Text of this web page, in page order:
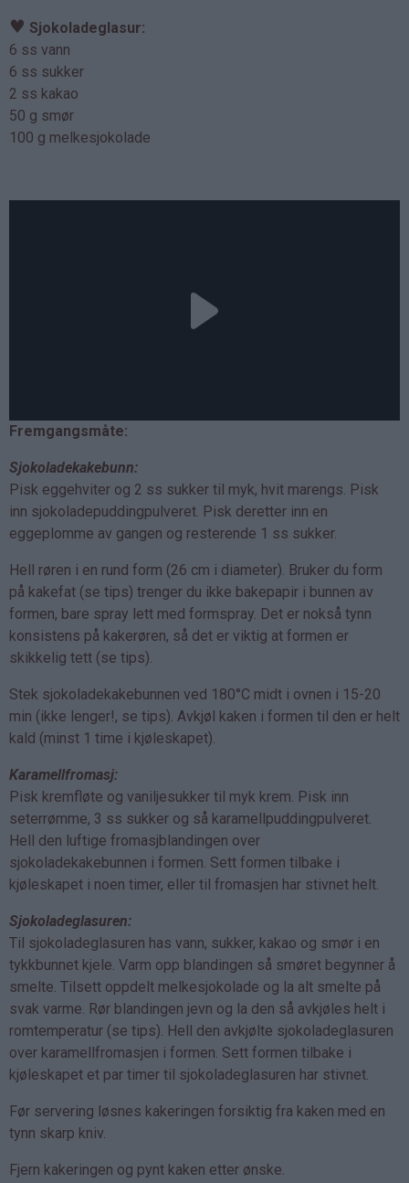
♥ Sjokoladeglasur:
6 ss vann
6 ss sukker
2 ss kakao
50 g smør
100 g melkesjokolade
Fremgangsmåte:
Sjokoladekakebunn:
Pisk eggehviter og 2 ss sukker til myk, hvit marengs. Pisk
inn sjokoladepuddingpulveret. Pisk deretter inn en
eggeplomme av gangen og resterende 1 ss sukker.
Hell røren i en rund form (26 cm i diameter). Bruker du form
på kakefat (se tips) trenger du ikke bakepapir i bunnen av
formen, bare spray lett med formspray. Det er nokså tynn
konsistens på kakerøren, så det er viktig at formen er
skikkelig tett (se tips).
Stek sjokoladekakebunnen ved 180°C midt i ovnen i 15-20
min (ikke lenger!, se tips). Avkjøl kaken i formen til den er helt
kald (minst 1 time i kjøleskapet).
Karamellfromasj:
Pisk kremfløte og vaniljesukker til myk krem. Pisk inn
seterrømme, 3 ss sukker og så karamellpuddingpulveret.
Hell den luftige fromasjblandingen over
sjokoladekakebunnen i formen. Sett formen tilbake i
kjøleskapet i noen timer, eller til fromasjen har stivnet helt.
Sjokoladeglasuren:
Til sjokoladeglasuren has vann, sukker, kakao og smør i en
tykkbunnet kjele. Varm opp blandingen så smøret begynner å
smelte. Tilsett oppdelt melkesjokolade og la alt smelte på
svak varme. Rør blandingen jevn og la den så avkjøles helt i
romtemperatur (se tips). Hell den avkjølte sjokoladeglasuren
over karamellfromasjen i formen. Sett formen tilbake i
kjøleskapet et par timer til sjokoladeglasuren har stivnet.
Før servering løsnes kakeringen forsiktig fra kaken med en
tynn skarp kniv.
Fjern kakeringen og pynt kaken etter ønske.